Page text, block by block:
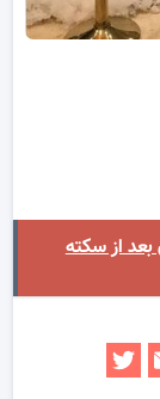
بعد از سکته